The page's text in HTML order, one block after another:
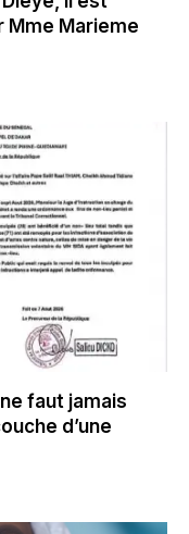
Mme Marieme
faut jamais
d’une